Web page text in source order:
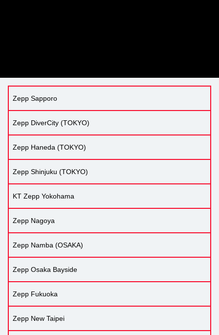
Zepp Sapporo
Zepp DiverCity (TOKYO)
Zepp Haneda (TOKYO)
Zepp Shinjuku (TOKYO)
KT Zepp Yokohama
Zepp Nagoya
Zepp Namba (OSAKA)
Zepp Osaka Bayside
Zepp Fukuoka
Zepp New Taipei